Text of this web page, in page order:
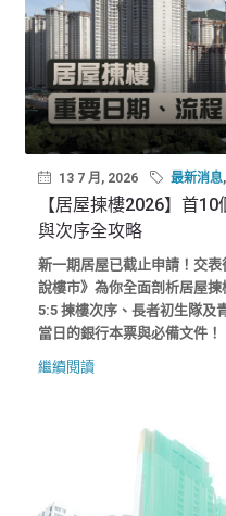
13 7 月, 2026 最新消息,
【居屋揀樓2026】首
與次序全攻略
新一期居屋已截止申請！交
說樓市》為你全面剖析居屋
5:5 揀樓次序、長者初生隊及
當日的銀行本票與必備文件！
繼續閱讀